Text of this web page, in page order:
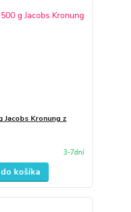
Jacobs Kronung z
3-7dní
košíka